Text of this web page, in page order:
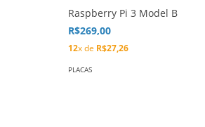
Raspberry Pi 3 Model B
R$269,00
12x de R$27,26
PLACAS